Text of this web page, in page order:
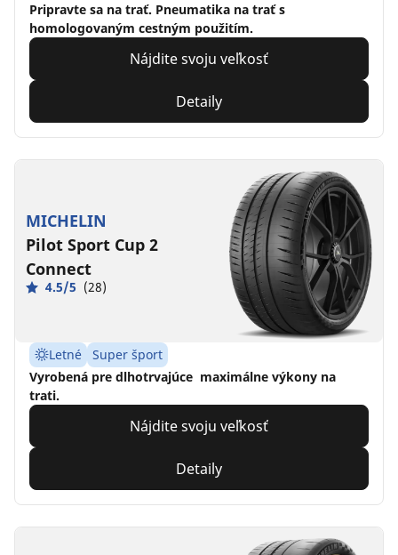
Pripravte sa na trať. Pneumatika na trať s
homologovaným cestným použitím.
Nájdite svoju veľkosť
Detaily
MICHELIN
Pilot Sport Cup 2
Connect
4.5/5 (28)
Letné
Super šport
Vyrobená pre dlhotrvajúce maximálne výkony na
trati.
Nájdite svoju veľkosť
Detaily